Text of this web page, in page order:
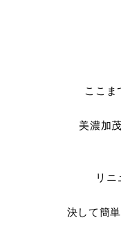
ここま
美濃加
リニ
決して簡